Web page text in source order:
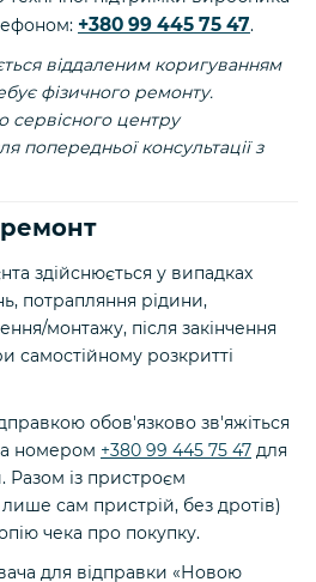
+380 99 445 75 47.
віддаленим коригуванням
фізичного ремонту.
сервісного центру
попередньої консультації з
здійснюється у випадках
потрапляння рідини,
монтажу, після закінчення
самостійному розкритті
обов'язково зв'яжіться
номером +380 99 445 75 47 для
Разом із пристроєм
сам пристрій, без дротів)
чека про покупку.
для відправки «Новою